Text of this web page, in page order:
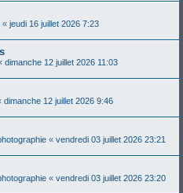
« jeudi 16 juillet 2026 7:23
dimanche 12 juillet 2026 11:03
dimanche 12 juillet 2026 9:46
« vendredi 03 juillet 2026 23:21
« vendredi 03 juillet 2026 23:20